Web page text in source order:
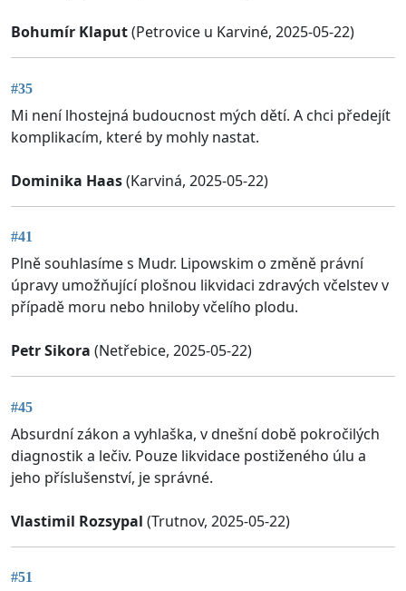
Bohumír Klaput(Petrovice u Karviné, 2025-05-22)
#35
Mi není lhostejná budoucnost mých dětí. A chci předejít
komplikacím, které by mohly nastat.
Dominika Haas(Karviná, 2025-05-22)
#41
Plně souhlasíme s Mudr. Lipowskim o změně právní
úpravy umožňující plošnou likvidaci zdravých včelstev v
případě moru nebo hniloby včelího plodu.
Petr Sikora (Netřebice, 2025-05-22)
#45
Absurdní zákon a vyhlaška, v dnešní době pokročilých
diagnostik a lečiv. Pouze likvidace postiženého úlu a
jeho příslušenství, je správné.
Vlastimil Rozsypal (Trutnov, 2025-05-22)
#51